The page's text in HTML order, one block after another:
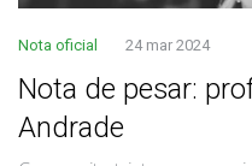
Nota oficial 24 mar 2024
Nota de pesar:
Andrade